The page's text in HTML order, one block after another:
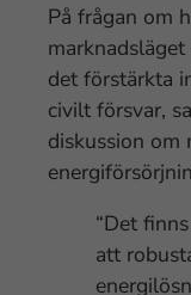
På frågan om
det förstärkta
civilt försvar,
diskussion om
“Det
att